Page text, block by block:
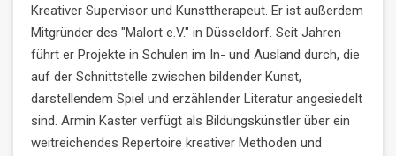
Kreativer Supervisor und Kunsttherapeut. Er ist außerdem
Mitgründer des "Malort e.V." in Düsseldorf. Seit Jahren
führt er Projekte in Schulen im In- und Ausland durch, die
auf der Schnittstelle zwischen bildender Kunst,
darstellendem Spiel und erzählender Literatur angesiedelt
sind. Armin Kaster verfügt als Bildungskünstler über ein
weitreichendes Repertoire kreativer Methoden und